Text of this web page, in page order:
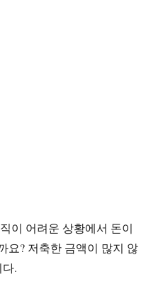
이 어려운 상황에서 돈이
요? 저축한 금액이 많지 않
.